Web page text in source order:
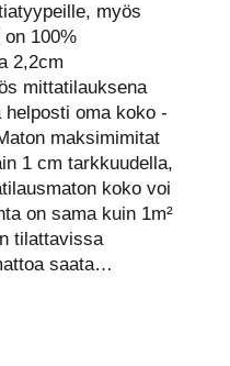
myös
100%
2,2cm
mittatilauksena
oma koko -
maksimimitat
1 cm tarkkuudella,
koko voi
on sama kuin 1m²
tilattavissa
saata…